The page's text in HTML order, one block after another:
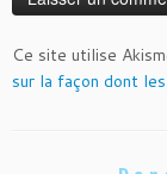
Ce site utilise
sur la façon dont